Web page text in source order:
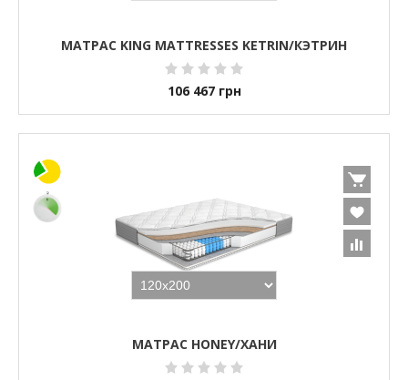
МАТРАС KING MATTRESSES KETRIN/КЭТРИН
106 467 грн
МАТРАС HONEY/ХАНИ